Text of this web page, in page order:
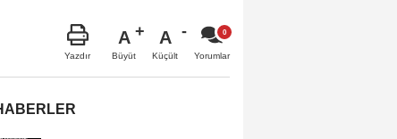
Yazdır
A
Büyüt
A
Küçült Yorumlar